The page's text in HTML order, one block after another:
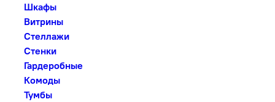
Шкафы
Витрины
Стеллажи
Стенки
Гардеробные
Комоды
Тумбы